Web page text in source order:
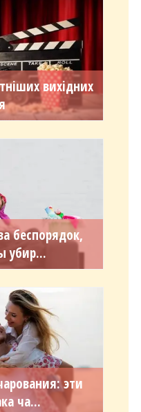
вихідних
беспорядок,
убир...
эти
ча...